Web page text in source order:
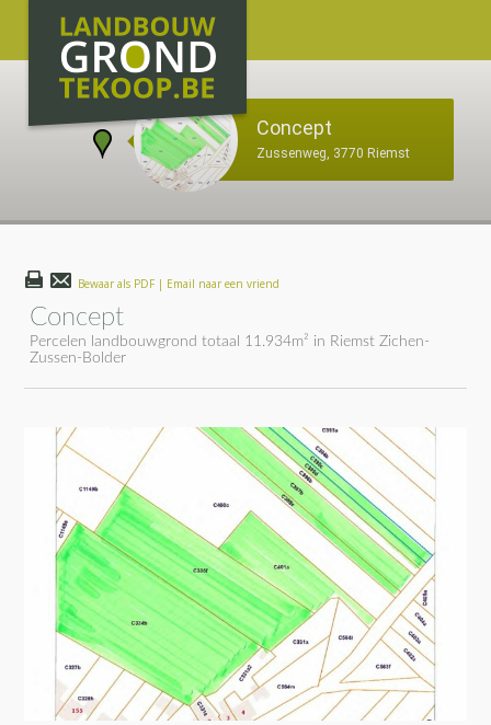
Concept
Zussenweg, 3770 Riemst
Bewaar als PDF | Email naar een vriend
Concept
Percelen landbouwgrond totaal 11.934m² in Riemst Zichen-
Zussen-Bolder